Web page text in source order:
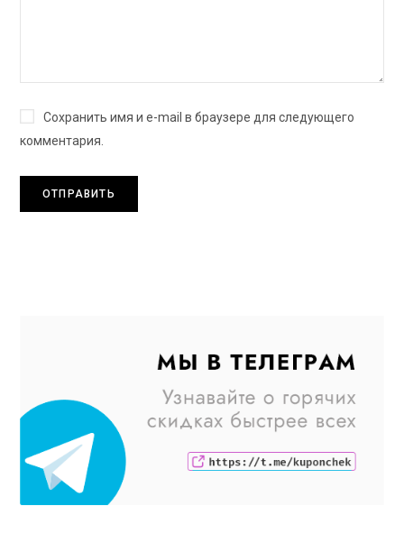
Сохранить имя и e-mail в браузере для следующего
комментария.